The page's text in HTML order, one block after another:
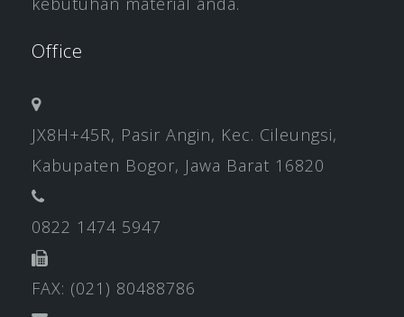
Office
JX8H+45R, Pasir Angin, Kec. Cileungsi,
Kabupaten Bogor, Jawa Barat 16820
0822 1474 5947
FAX: (021) 80488786